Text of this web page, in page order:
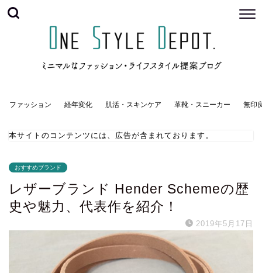
ファッション 経年変化 肌活・スキンケア 革靴・スニーカー 無印
本サイトのコンテンツには、広告が含まれております。
おすすめブランド
レザーブランド Hender Schemeの歴
史や魅力、代表作を紹介！
2019年5月17日